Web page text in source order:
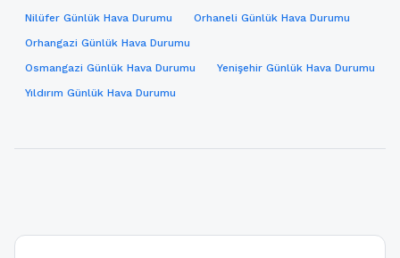
Nilüfer Günlük Hava Durumu
Orhaneli Günlük Hava Durumu
Orhangazi Günlük Hava Durumu
Osmangazi Günlük Hava Durumu
Yenişehir Günlük Hava Durumu
Yıldırım Günlük Hava Durumu